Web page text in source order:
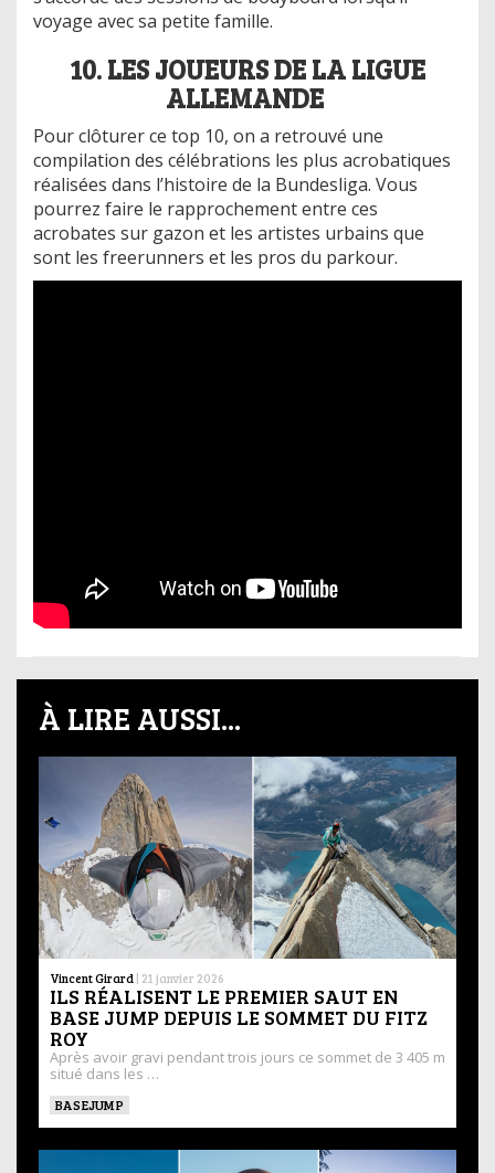
voyage avec sa petite famille.
10. LES JOUEURS DE LA LIGUE
ALLEMANDE
Pour clôturer ce top 10, on a retrouvé une
compilation des célébrations les plus acrobatiques
réalisées dans l’histoire de la Bundesliga. Vous
pourrez faire le rapprochement entre ces
acrobates sur gazon et les artistes urbains que
sont les freerunners et les pros du parkour.
À LIRE AUSSI...
Vincent Girard | 21 janvier 2026
ILS RÉALISENT LE PREMIER SAUT EN
BASE JUMP DEPUIS LE SOMMET DU FITZ
ROY
Après avoir gravi pendant trois jours ce sommet de 3 405 m
situé dans les …
BASEJUMP